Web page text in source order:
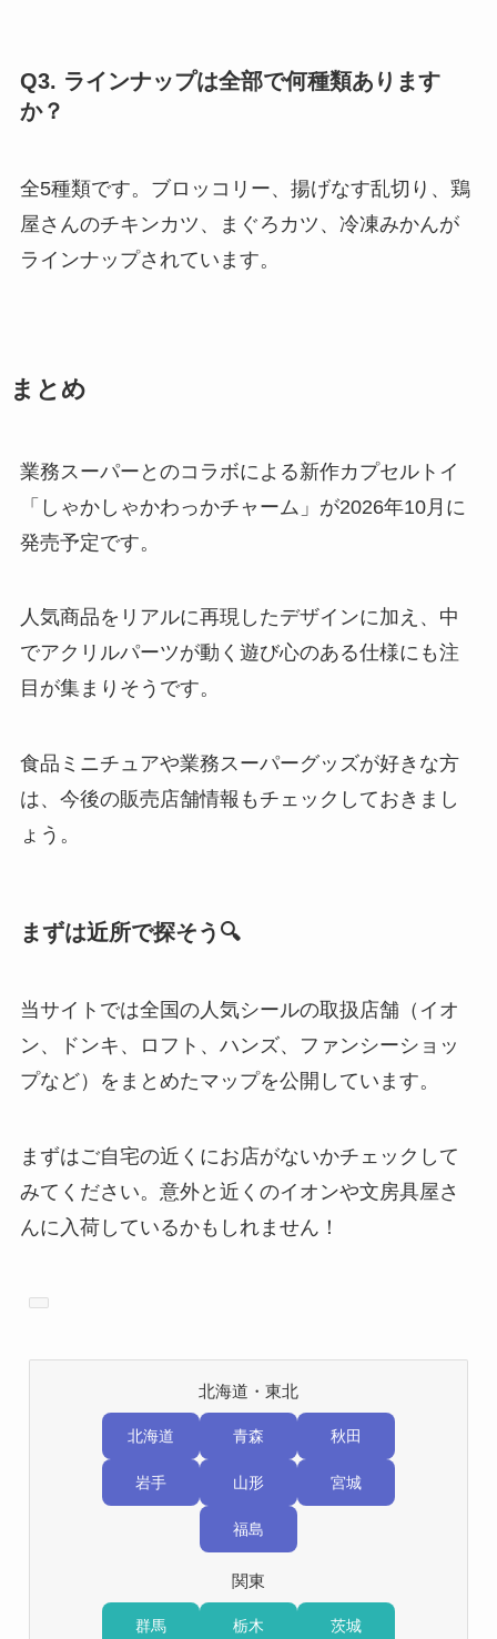
Q3. ラインナップは全部で何種類あります
か？
全5種類です。ブロッコリー、揚げなす乱切り、鶏
屋さんのチキンカツ、まぐろカツ、冷凍みかんが
ラインナップされています。
まとめ
業務スーパーとのコラボによる新作カプセルトイ
「しゃかしゃかわっかチャーム」が2026年10月に
発売予定です。
人気商品をリアルに再現したデザインに加え、中
でアクリルパーツが動く遊び心のある仕様にも注
目が集まりそうです。
食品ミニチュアや業務スーパーグッズが好きな方
は、今後の販売店舗情報もチェックしておきまし
ょう。
まずは近所で探そう🔍
当サイトでは全国の人気シールの取扱店舗（イオ
ン、ドンキ、ロフト、ハンズ、ファンシーショッ
プなど）をまとめたマップを公開しています。
まずはご自宅の近くにお店がないかチェックして
みてください。意外と近くのイオンや文房具屋さ
んに入荷しているかもしれません！
北海道・東北
北海道 青森 秋田
岩手 山形 宮城
福島
関東
群馬 栃木 茨城